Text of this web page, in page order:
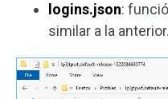
logins.json:
similar a la anterior.